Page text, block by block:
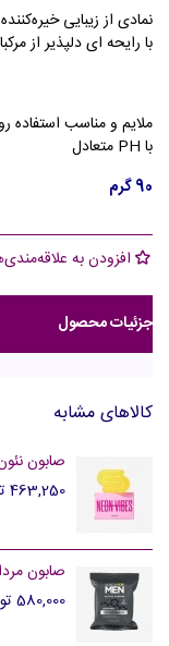
نمادی از زیبایی
با رایحه ای دلپذیر از
ملایم و مناسب استفاده
با PH متعادل
90 گرم
افزودن به
جزئیات محصول
کالاهای مشابه
صابون
463,250 تومان
صابون
580,000 تومان